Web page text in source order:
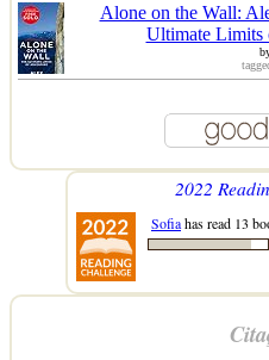
Alone on the Wall:
Ultimate Limits
2022
Sofiahas read 13